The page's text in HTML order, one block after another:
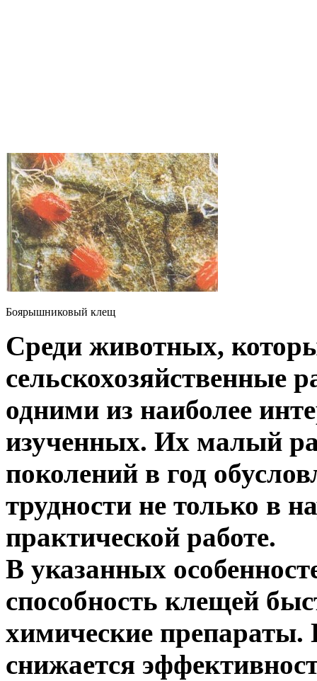
Боярышниковый клещ
Среди животных,
сельскохозяйственные
одними из наиболее
изученных. Их малый
поколений в год
трудности не только в
практической работе.
В указанных
способность клещей
химические
снижается